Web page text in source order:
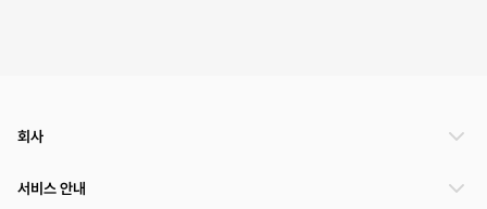
회사
서비스 안내